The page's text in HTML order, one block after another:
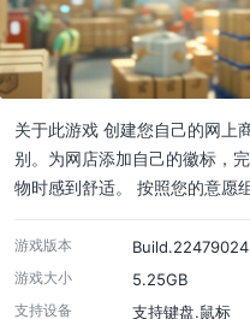
关于此游戏 创建您自己的网上
别。为网店添加自己的徽标，
物时感到舒适。 按照您的意愿
游戏版本 Build.22479024
游戏大小 5.25GB
支持设备 支持键盘.鼠标